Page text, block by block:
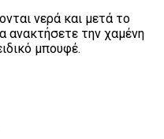
νερά και μετά το
ανακτήσετε την χαμένη
μπουφέ.